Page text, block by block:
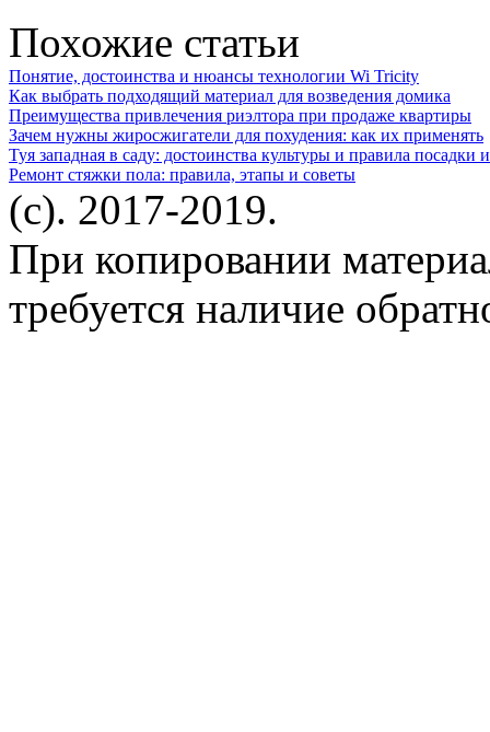
Похожие статьи
Понятие, достоинства и нюансы технологии Wi Tricity
Как выбрать подходящий материал для возведения домика
Преимущества привлечения риэлтора при продаже квартиры
Зачем нужны жиросжигатели для похудения: как их применять
Туя западная в саду: достоинства культуры и правила посадки
Ремонт стяжки пола: правила, этапы и советы
(c). 2017-2019.
При копировании
требуется наличие